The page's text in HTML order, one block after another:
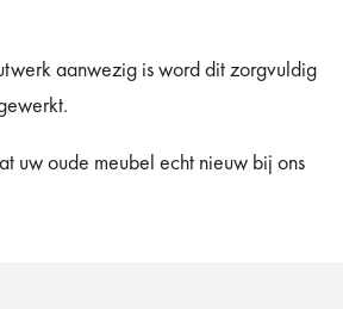
aanwezig is word dit zorgvuldig
uw oude meubel echt nieuw bij ons